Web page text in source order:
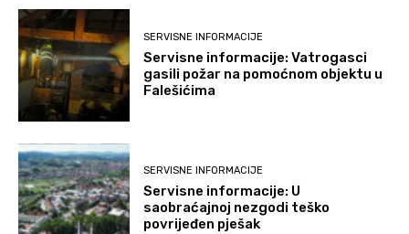
SERVISNE INFORMACIJE
Servisne informacije: Vatrogasci
gasili požar na pomoćnom objektu u
Falešićima
SERVISNE INFORMACIJE
Servisne informacije: U
saobraćajnoj nezgodi teško
povrijeđen pješak